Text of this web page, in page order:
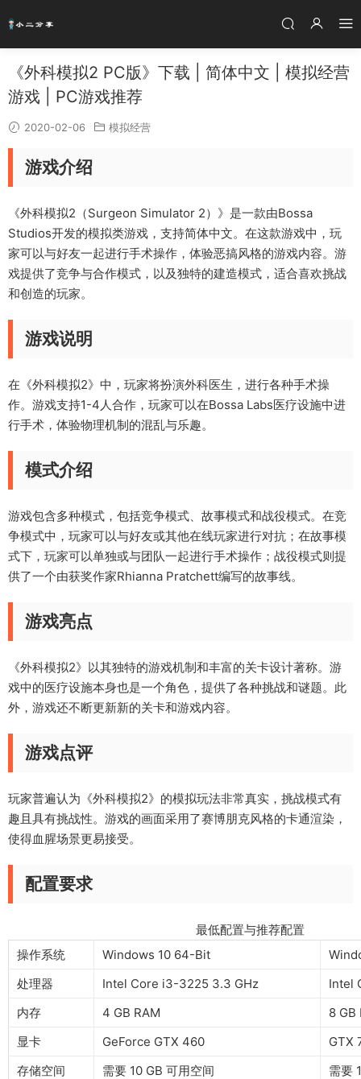
《外科模拟2 PC版》下载 | 简体中文 | 模拟经营
游戏 | PC游戏推荐
2020-02-06 模拟经营
游戏介绍
《外科模拟2（Surgeon Simulator 2）》是一款由Bossa
Studios开发的模拟类游戏，支持简体中文。在这款游戏中，玩
家可以与好友一起进行手术操作，体验恶搞风格的游戏内容。游
戏提供了竞争与合作模式，以及独特的建造模式，适合喜欢挑战
和创造的玩家。
游戏说明
在《外科模拟2》中，玩家将扮演外科医生，进行各种手术操
作。游戏支持1-4人合作，玩家可以在Bossa Labs医疗设施中进
行手术，体验物理机制的混乱与乐趣。
模式介绍
游戏包含多种模式，包括竞争模式、故事模式和战役模式。在竞
争模式中，玩家可以与好友或其他在线玩家进行对抗；在故事模
式下，玩家可以单独或与团队一起进行手术操作；战役模式则提
供了一个由获奖作家Rhianna Pratchett编写的故事线。
游戏亮点
《外科模拟2》以其独特的游戏机制和丰富的关卡设计著称。游
戏中的医疗设施本身也是一个角色，提供了各种挑战和谜题。此
外，游戏还不断更新新的关卡和游戏内容。
游戏点评
玩家普遍认为《外科模拟2》的模拟玩法非常真实，挑战模式有
趣且具有挑战性。游戏的画面采用了赛博朋克风格的卡通渲染，
使得血腥场景更易接受。
配置要求
最低配置与推荐配置
操作系统
Windows 10 64-Bit
处理器
Intel Core i3-3225 3.3 GHz
Intel
内存
4 GB RAM
8 GB
显卡
GeForce GTX 460
GTX
存储空间
需要 10 GB 可用空间 需要